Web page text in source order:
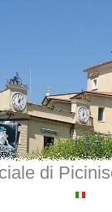
di